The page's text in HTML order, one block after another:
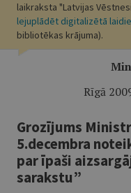
laikraksta "Latvijas
lejuplādēt digitalizētā
bibliotēkas krājuma).
Rīgā
Grozījums
5.decembra
par īpaši
sarakstu”